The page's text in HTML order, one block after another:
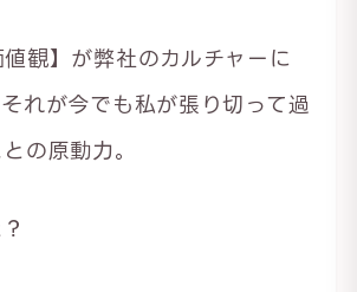
値観】が弊社のカルチャーに
れが今でも私が張り切って過
の原動力。